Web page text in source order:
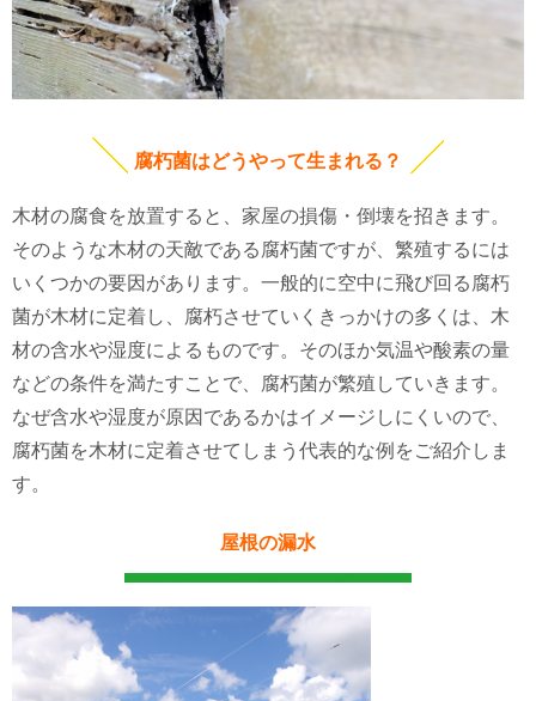
腐朽菌はどうやって生まれる？
木材の腐食を放置すると、家屋の損傷・倒壊を招きます。
そのような木材の天敵である腐朽菌ですが、繁殖するには
いくつかの要因があります。 一般的に空中に飛び回る腐朽
菌が木材に定着し、腐朽させていくきっかけの多くは、木
材の含水や湿度によるものです。そのほか気温や酸素の量
などの条件を満たすことで、腐朽菌が繁殖していきます。
なぜ含水や湿度が原因であるかはイメージしにくいので、
腐朽菌を木材に定着させてしまう代表的な例をご紹介しま
す。
屋根の漏水